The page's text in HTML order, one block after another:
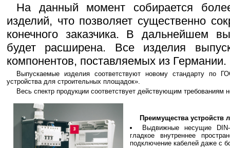
На данный момент собирается
изделий, что позволяет существенно
конечного заказчика. В дальнейшем
будет расширена. Все изделия
компонентов, поставляемых из Германии.
Выпускаемые изделия соответствуют новому стандарту по
устройства для строительных площадок».
Весь спектр продукции соответствует действующим
Преимущества
Выдвижные несущие
гладкое внутреннее
подключение кабелей даже с